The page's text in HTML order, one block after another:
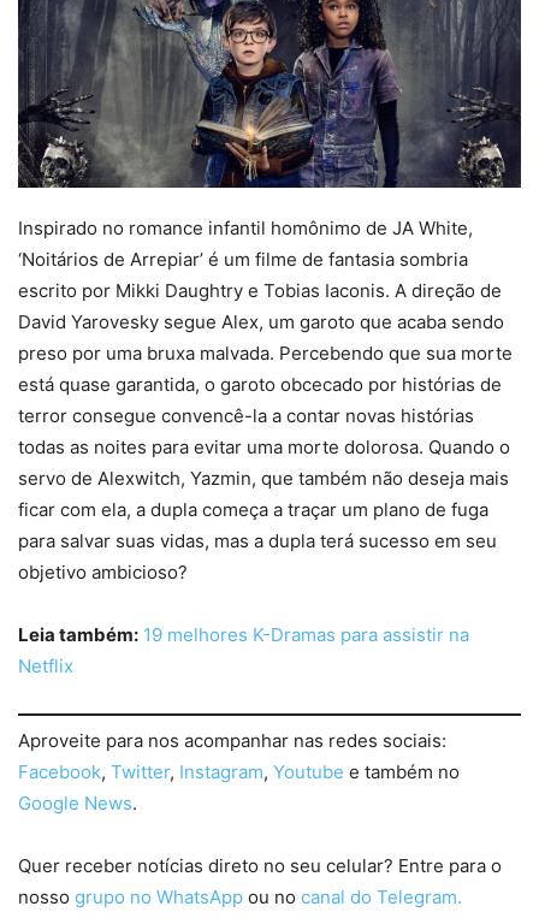
Inspirado no romance infantil homônimo de JA White,
‘Noitários de Arrepiar’ é um filme de fantasia sombria
escrito por Mikki Daughtry e Tobias Iaconis. A direção de
David Yarovesky segue Alex, um garoto que acaba sendo
preso por uma bruxa malvada. Percebendo que sua morte
está quase garantida, o garoto obcecado por histórias de
terror consegue convencê-la a contar novas histórias
todas as noites para evitar uma morte dolorosa. Quando o
servo de Alexwitch, Yazmin, que também não deseja mais
ficar com ela, a dupla começa a traçar um plano de fuga
para salvar suas vidas, mas a dupla terá sucesso em seu
objetivo ambicioso?
Leia também: 19 melhores K-Dramas para assistir na
Netflix
Aproveite para nos acompanhar nas redes sociais:
Facebook, Twitter, Instagram, Youtube e também no
Google News.
Quer receber notícias direto no seu celular? Entre para o
nosso grupo no WhatsApp ou no canal do Telegram.